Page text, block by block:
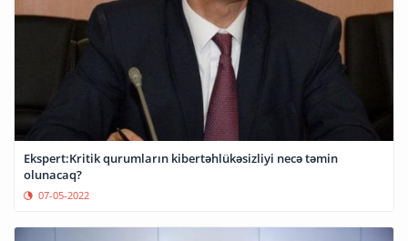
Ekspert:Kritik qurumların kibertəhlükəsizliyi necə təmin
olunacaq?
07-05-2022